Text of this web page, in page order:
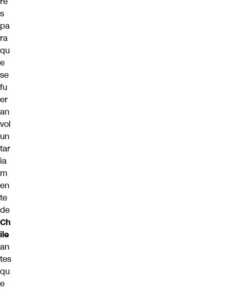
s
pa
ra
qu
e
se
fu
er
an
vol
un
tar
ia
m
en
te
de
Ch
ile
an
tes
qu
e